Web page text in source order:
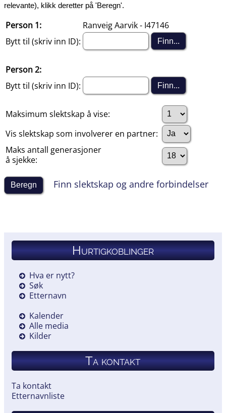
relevante), klikk deretter på 'Beregn'.
Person 1:
Ranveig Aarvik - I47146
Bytt til (skriv inn ID):
Person 2:
Bytt til (skriv inn ID):
Maksimum slektskap å vise:
Vis slektskap som involverer en partner:
Maks antall generasjoner
å sjekke:
Finn slektskap og andre forbindelser
Hurtigkoblinger
Hva er nytt?
Søk
Etternavn
Kalender
Alle media
Kilder
Ta kontakt
Ta kontakt
Etternavnliste